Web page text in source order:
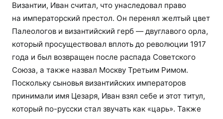
Византии, Иван считал, что унаследовал право
на императорский престол. Он перенял желтый цвет
Палеологов и византийский герб — двуглавого орла,
который просуществовал вплоть до революции 1917
года и был возвращен после распада Советского
Союза, а также назвал Москву Третьим Римом.
Поскольку сыновья византийских императоров
принимали имя Цезаря, Иван взял себе и этот титул,
который по-русски стал звучать как «царь». Также